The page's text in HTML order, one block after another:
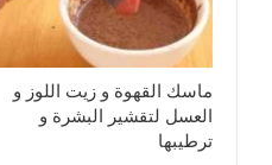
ماسك القهوة و زيت اللوز و
العسل لتقشير البشرة و
ترطيبها